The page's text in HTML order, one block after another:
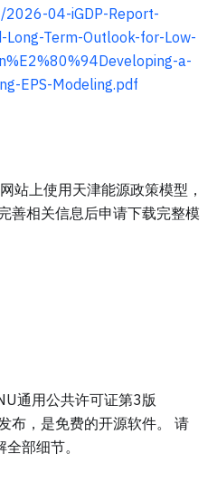
04-iGDP-Report-
Long-Term-Outlook-for-Low-
a-
EPS-Modeling.pdf
站上使用天津能源政策模型，
善相关信息后申请下载完整模
通用公共许可证第3版
布，是免费的开源软件。 请
部细节。